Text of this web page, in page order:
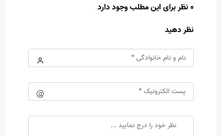
0 نظر برای این مطلب وجود دارد
نظر دهید